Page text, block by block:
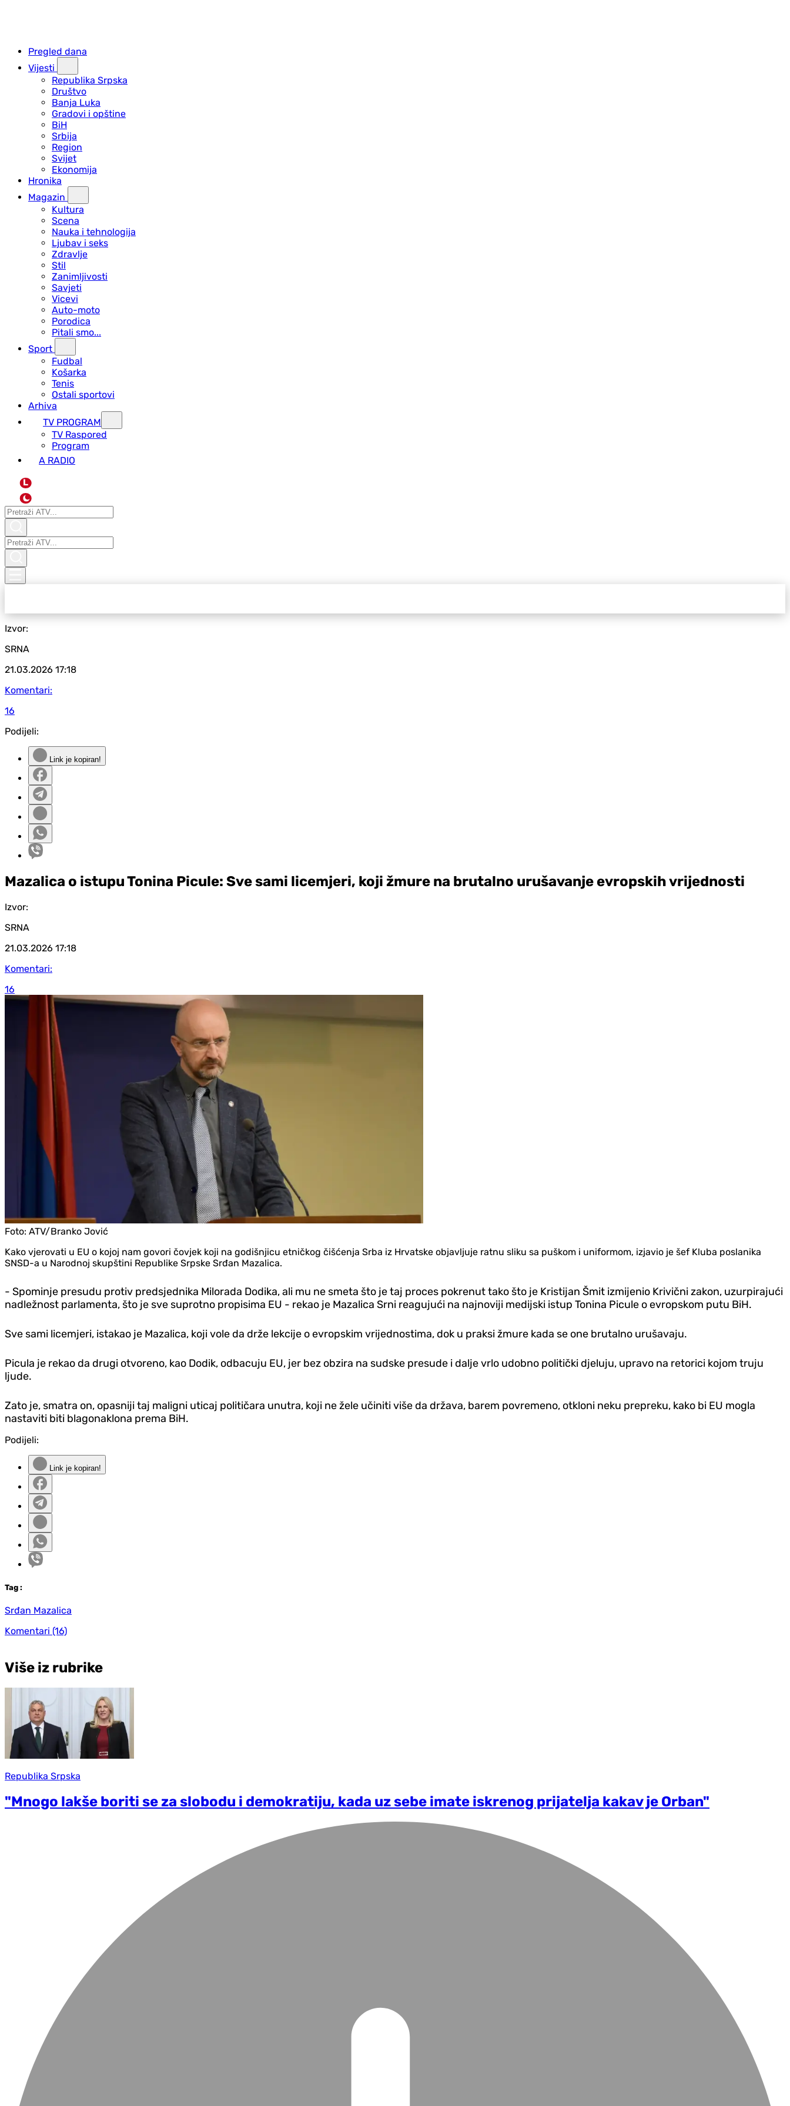
Pregled dana
Vijesti
Republika Srpska
Društvo
Banja Luka
Gradovi i opštine
BiH
Srbija
Region
Svijet
Ekonomija
Hronika
Magazin
Kultura
Scena
Nauka i tehnologija
Ljubav i seks
Zdravlje
Stil
Zanimljivosti
Savjeti
Vicevi
Auto-moto
Porodica
Pitali smo...
Sport
Fudbal
Košarka
Tenis
Ostali sportovi
Arhiva
TV PROGRAM
ТV Raspored
Program
A RADIO
L
Izvor:
SRNA
21.03.2026 17:18
Komentari:
16
Podijeli:
Link je kopiran!
Mazalica o istupu Tonina Picule: Sve sami licemjeri, koji žmure na brutalno urušavanje evropskih vrijednosti
Izvor:
SRNA
21.03.2026 17:18
Komentari:
16
Foto: ATV/Branko Jović
Kako vjerovati u EU o kojoj nam govori čovjek koji na godišnjicu etničkog čišćenja Srba iz Hrvatske objavljuje ratnu sliku sa puškom i uniformom, izjavio je šef Kluba poslanika
SNSD-a u Narodnoj skupštini Republike Srpske Srđan Mazalica.
- Spominje presudu protiv predsjednika Milorada Dodika, ali mu ne smeta što je taj proces pokrenut tako što je Kristijan Šmit izmijenio Krivični zakon, uzurpirajući
nadležnost parlamenta, što je sve suprotno propisima EU - rekao je Mazalica Srni reagujući na najnoviji medijski istup Tonina Picule o evropskom putu BiH.
Sve sami licemjeri, istakao je Mazalica, koji vole da drže lekcije o evropskim vrijednostima, dok u praksi žmure kada se one brutalno urušavaju.
Picula je rekao da drugi otvoreno, kao Dodik, odbacuju EU, jer bez obzira na sudske presude i dalje vrlo udobno politički djeluju, upravo na retorici kojom truju
ljude.
Zato je, smatra on, opasniji taj maligni uticaj političara unutra, koji ne žele učiniti više da država, barem povremeno, otkloni neku prepreku, kako bi EU mogla
nastaviti biti blagonaklona prema BiH.
Podijeli:
Link je kopiran!
Tag :
Srđan Mazalica
Komentari (16)
Više iz rubrike
Republika Srpska
"Mnogo lakše boriti se za slobodu i demokratiju, kada uz sebe imate iskrenog prijatelja kakav je Orban"